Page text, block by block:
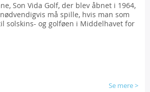
Son Vida Golf, der blev åbnet i 1964,
må spille, hvis man som
solskins- og golføen i Middelhavet for
Se mere>